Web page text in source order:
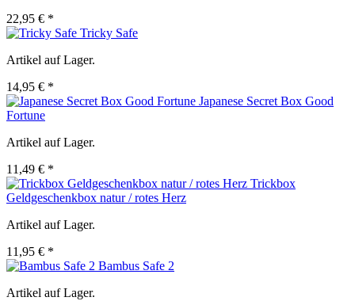
22,95 € *
Tricky Safe
Artikel auf Lager.
14,95 € *
Japanese Secret Box Good
Fortune
Artikel auf Lager.
11,49 € *
Trickbox
Geldgeschenkbox natur / rotes Herz
Artikel auf Lager.
11,95 € *
Bambus Safe 2
Artikel auf Lager.